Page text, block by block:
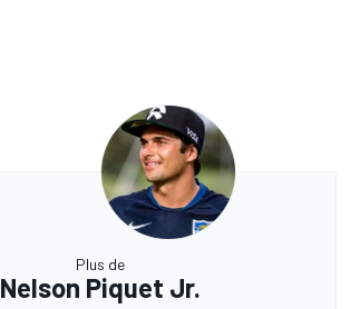
Plus de
Nelson Piquet Jr.